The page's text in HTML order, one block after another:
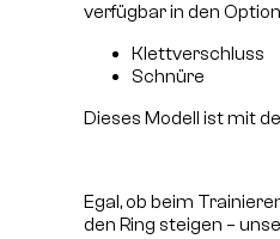
verfügbar in den
Klettverschluss
Schnüre
Dieses Modell ist mit
Egal, ob beim
den Ring steigen –